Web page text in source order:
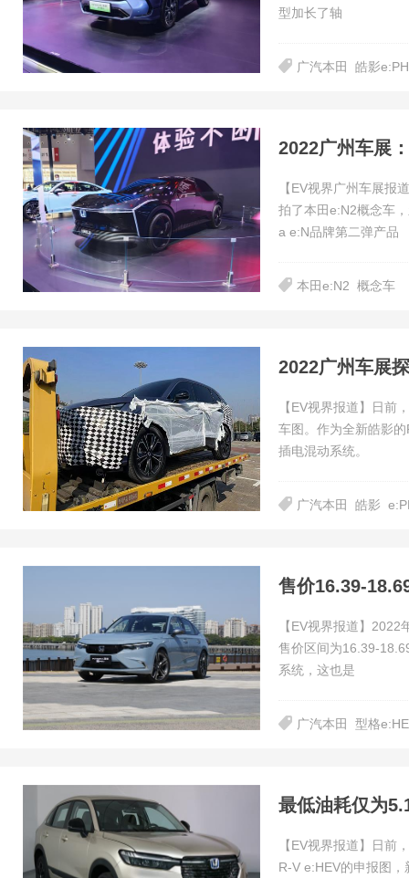
型加长了轴
广汽本田 皓影
2022广州车展
【EV视界广州车展报
拍了本田e:N2概念车
a e:N品牌第二弹产品
本田e:N2 概念车
2022广州车展
【EV视界报道】日前
车图。作为全新皓影
插电混动系统。
广汽本田 皓影
售价16.39-
【EV视界报道】
售价区间为16.39-
系统，这也是
广汽本田 型格
最低油耗仅为
【EV视界报道】日前
R-V e:HEV的申报图